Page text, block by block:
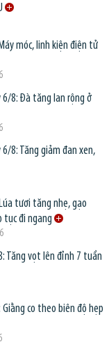
móc, linh kiện điện tử
6/8: Đà tăng lan rộng ở
8: Tăng giảm đan xen,
tươi tăng nhẹ, gạo
đi ngang
Tăng vọt lên đỉnh 7 tuần
co theo biên độ hẹp